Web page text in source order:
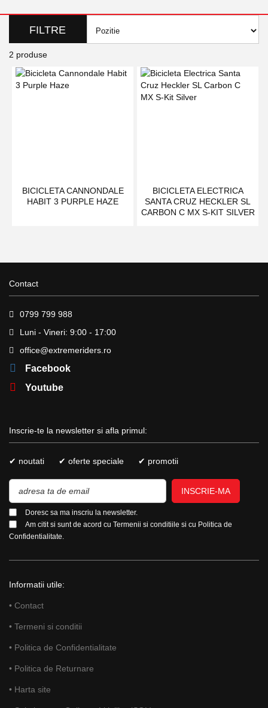
2 produse
BICICLETA CANNONDALE
HABIT 3 PURPLE HAZE
BICICLETA ELECTRICA
SANTA CRUZ HECKLER SL
CARBON C MX S-KIT SILVER
FILTRE
Contact
0799 799 988
Luni - Vineri: 9:00 - 17:00
office@extremeriders.ro
Facebook
Youtube
Inscrie-te la newsletter si afla primul:
✔ noutati ✔ oferte speciale ✔ promotii
INSCRIE-MA
Doresc sa ma inscriu la newsletter.
Am citit si sunt de acord cu Termenii si conditiile si cu Politica de
Confidentialitate.
Informatii utile:
• Contact
• Termeni si conditii
• Politica de Confidentialitate
• Politica de Returnare
• Harta site